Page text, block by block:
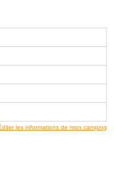
les informations de mon camping